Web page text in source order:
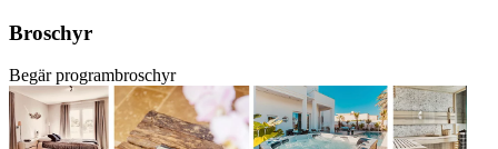
Broschyr
Begär programbroschyr